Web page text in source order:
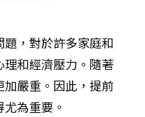
，對於許多家庭和
和經濟壓力。隨著
嚴重。因此，提前
為重要。